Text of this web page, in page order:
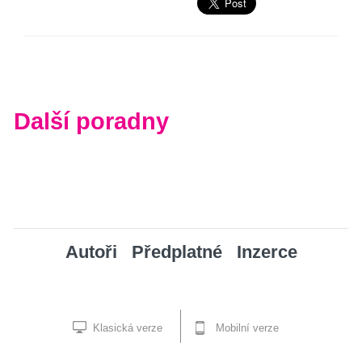
Další poradny
Autoři Předplatné Inzerce
Klasická verze Mobilní verze